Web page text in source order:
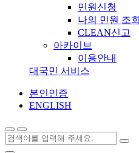
민원신청
나의 민원 조회
CLEAN신고
아카이브
이용안내
대국민 서비스
본인인증
ENGLISH